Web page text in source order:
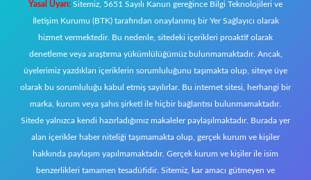
Yasal Uyarı: Sitemiz, 5651 Sayılı Kanun gereğince Bilgi Teknolojileri ve
İletişim Kurumu (BTK) tarafından onaylanmış bir Yer Sağlayıcı olarak
hizmet vermektedir. Bu nedenle, sitedeki içerikleri proaktif olarak
denetleme veya araştırma yükümlülüğümüz bulunmamaktadır. Ancak,
üyelerimiz yazdıkları içeriklerin sorumluluğunu taşımakta olup, siteye üye
olarak bu sorumluluğu kabul etmiş sayılırlar. Bu internet sitesi, herhangi bir
marka, kurum veya şahıs şirketi ile hiçbir bağlantısı bulunmamaktadır.
Sitede yalnızca kendi hazırladığımız makaleler paylaşılmaktadır. Burada yer
alan içerikler haber niteliği taşımamakta olup, gerçek kurum ve kişiler
hakkında paylaşım yapılmamaktadır. Gerçek kurum ve kişiler ile isim
benzerlikleri tamamen tesadüfidir. Sitemiz, kar amacı gütmeyen ve